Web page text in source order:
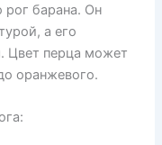
барана. Он
а его
Цвет перца может
оранжевого.